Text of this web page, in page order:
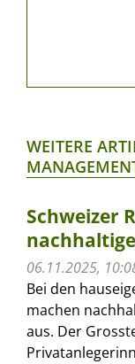
WEITERE
Schweizer
06.11.2025,
Bei den
machen
aus. Der